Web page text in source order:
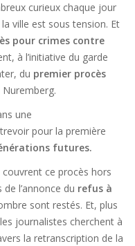
curieux chaque jour
la ville est sous tension. Et
pour crimes contre
à l’initiative du garde
du premier procès
une
pour la première
futures.
couvrent ce procès hors
l’annonce du refus à
sont restés. Et, plus
journalistes cherchent à
la retranscription de la